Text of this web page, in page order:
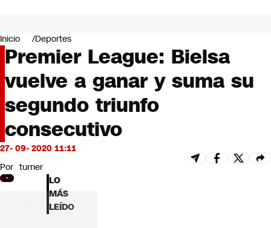
Negocios
Deportes
Programas completos
Cultura
Servicios
Bits
CNN Data
CNN tiempo
Futuro 360
Inicio Deportes
Premier League: Bielsa
vuelve a ganar y suma su
segundo triunfo
consecutivo
27- 09- 2020 11:11
Por turner
LO
MÁS
LEÍDO